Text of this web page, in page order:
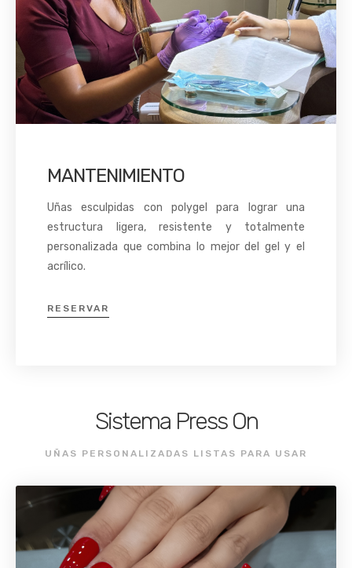
MANTENIMIENTO
Uñas esculpidas con polygel para lograr una
estructura ligera, resistente y totalmente
personalizada que combina lo mejor del gel y el
acrílico.
RESERVAR
Sistema Press On
UÑAS PERSONALIZADAS LISTAS PARA USAR